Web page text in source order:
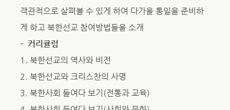
객관적으로 살펴볼 수 있게 하여 다가올 통일을 준비하
게 하고 북한선교 참여방법들을 소개
– 커리큘럼
1. 북한선교의 역사와 비전
2. 북한선교와 크리스찬의 사명
3. 북한사회 들여다 보기(전통과 교육)